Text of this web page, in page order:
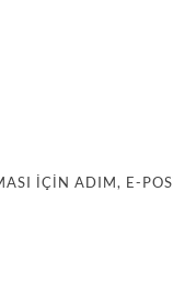
IÇIN ADIM, E-